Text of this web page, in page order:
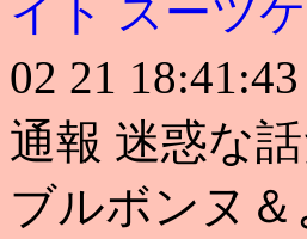
イト スーツ
02 21 18:41:43
通報 迷惑な
ブルボンヌ